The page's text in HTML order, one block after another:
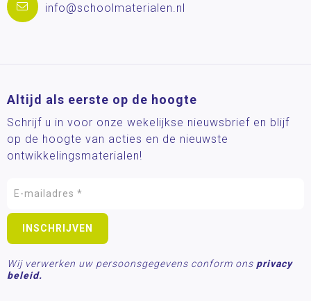
info@schoolmaterialen.nl
Altijd als eerste op de hoogte
Schrijf u in voor onze wekelijkse nieuwsbrief en blijf
op de hoogte van acties en de nieuwste
ontwikkelingsmaterialen!
Wij verwerken uw persoonsgegevens conform ons privacy
beleid.